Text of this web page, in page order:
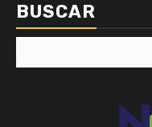
BUSCAR